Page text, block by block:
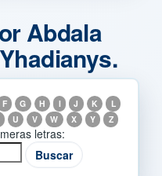
Abdala
F G H I J K
L
U V W X Y Z
letras: